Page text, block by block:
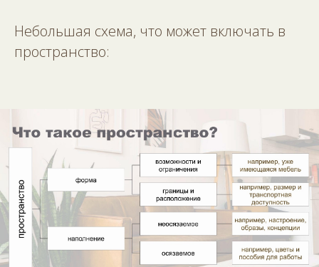
Небольшая схема, что может включать в
пространство: